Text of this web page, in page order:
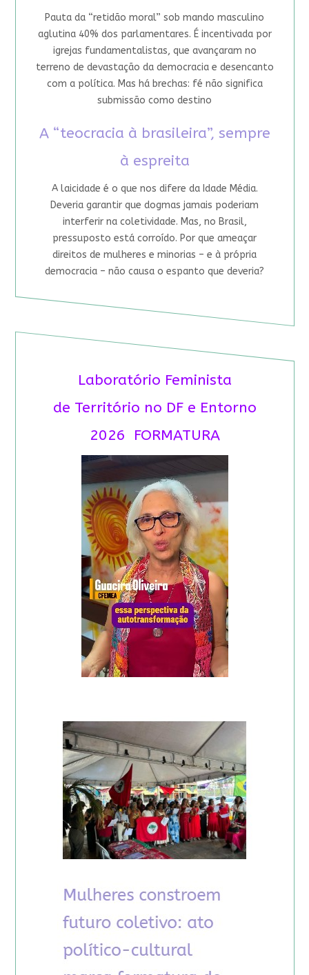
Pauta da “retidão moral” sob mando masculino
aglutina 40% dos parlamentares. É incentivada por
igrejas fundamentalistas, que avançaram no
terreno de devastação da democracia e desencanto
com a política. Mas há brechas: fé não significa
submissão como destino
A “teocracia à brasileira”, sempre
à espreita
A laicidade é o que nos difere da Idade Média.
Deveria garantir que dogmas jamais poderiam
interferir na coletividade. Mas, no Brasil,
pressuposto está corroído. Por que ameaçar
direitos de mulheres e minorias – e à própria
democracia – não causa o espanto que deveria?
Laboratório Feminista
de Território no DF e Entorno
2026 FORMATURA